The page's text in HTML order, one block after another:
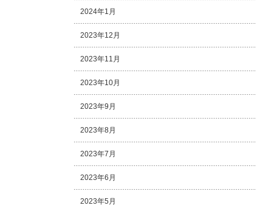
2024年1月
2023年12月
2023年11月
2023年10月
2023年9月
2023年8月
2023年7月
2023年6月
2023年5月